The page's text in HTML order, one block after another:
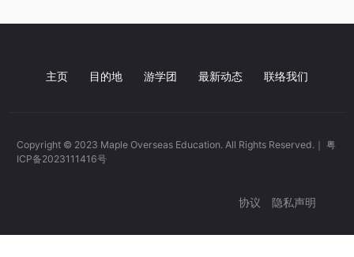
主页 目的地 游学团 最新动态 联络我们
Copyright © 2023 Maple Overseas Education. All Rights Reserved.｜ 粤
ICP备2023111416号
协议 隐私声明